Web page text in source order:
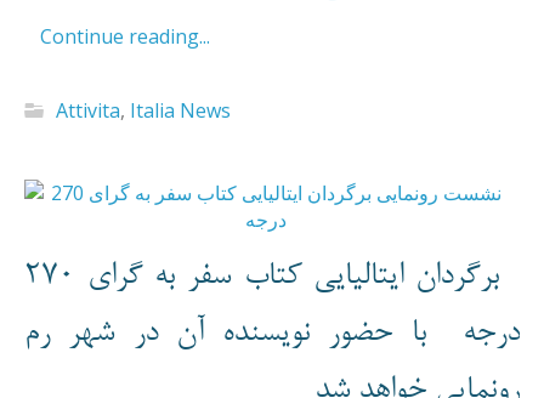
Continue reading...
Attivita, Italia News
برگردان ایتالیایی کتاب سفر به گرای 270
درجه با حضور نویسنده آن در شهر رم
رونمایی خواهد شد